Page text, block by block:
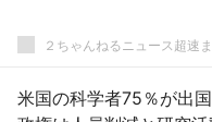
２ちゃんねるニュース超速
米国の科学者75％が出